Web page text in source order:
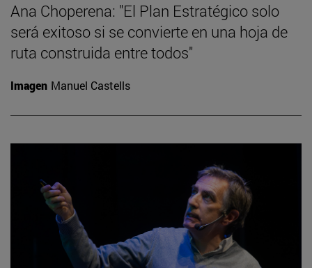
Ana Choperena: "El Plan Estratégico solo
será exitoso si se convierte en una hoja de
ruta construida entre todos"
Imagen Manuel Castells